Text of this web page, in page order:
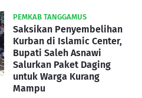
PEMKAB TANGGAMUS
Saksikan Penyembelihan
Kurban di Islamic Center,
Bupati Saleh Asnawi
Salurkan Paket Daging
untuk Warga Kurang
Mampu